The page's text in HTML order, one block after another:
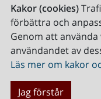
Kakor (cookies)
förbättra och
Genom att
användandet av
Läs mer om kakor
Jag förstår